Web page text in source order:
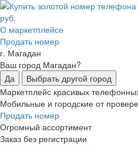
О маркетплейсе
Продать номер
г. Магадан
Ваш город Магадан?
Да
Выбрать другой город
Маркетплейс красивых
Мобильные и городские от
Продать номер
Огромный ассортимент
Заказ без регистрации